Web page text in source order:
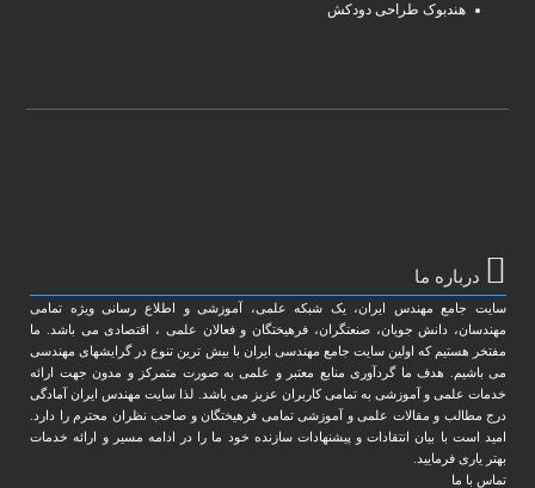
هندبوک طراحی دودکش
درباره ما
سایت جامع مهندس ایران، یک شبکه علمی، آموزشی و اطلاع رسانی ویژه تمامی
مهندسان، دانش جویان، صنعتگران، فرهیختگان و فعالان علمی ، اقتصادی می باشد. ما
مفتخر هستیم که اولین سایت جامع مهندسی ایران با بیش ترین تنوع در گرایشهای مهندسی
می باشیم. هدف ما گردآوری منابع معتبر و علمی به صورت متمرکز و مدون جهت ارائه
خدمات علمی و آموزشی به تمامی کاربران عزیز می باشد. لذا سایت مهندس ایران آمادگی
درج مطالب و مقالات علمی و آموزشی تمامی فرهیختگان و صاحب نظران محترم را دارد.
امید است با بیان انتقادات و پیشنهادات سازنده خود ما را در ادامه مسیر و ارائه خدمات
بهتر یاری فرمایید.
تماس با ما